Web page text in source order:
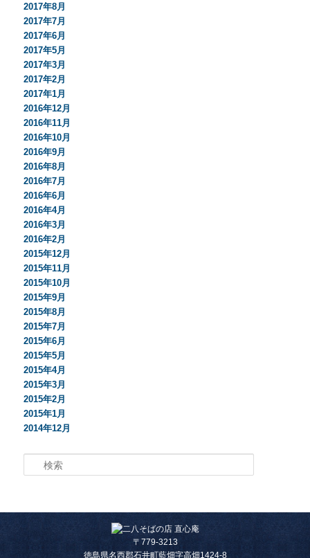
2017年8月
2017年7月
2017年6月
2017年5月
2017年3月
2017年2月
2017年1月
2016年12月
2016年11月
2016年10月
2016年9月
2016年8月
2016年7月
2016年6月
2016年4月
2016年3月
2016年2月
2015年12月
2015年11月
2015年10月
2015年9月
2015年8月
2015年7月
2015年6月
2015年5月
2015年4月
2015年3月
2015年2月
2015年1月
2014年12月
〒779-3213
徳島県名西郡石井町藍畑字高畑1424-8